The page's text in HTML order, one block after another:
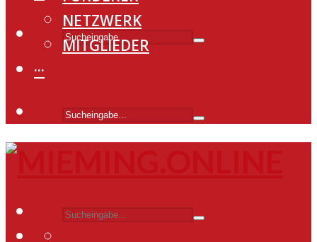
NETZWERK
MITGLIEDER
···